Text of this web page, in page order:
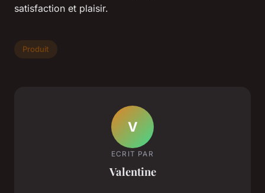
satisfaction et plaisir.
Produit
V
ECRIT PAR
Valentine